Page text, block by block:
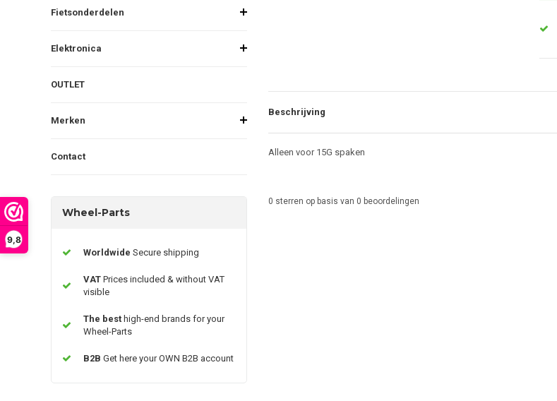
9,8
Fietsonderdelen
Elektronica
OUTLET
Merken
Contact
Wheel-Parts
Worldwide Secure shipping
VAT Prices included & without VAT
visible
The best high-end brands for your
Wheel-Parts
B2B Get here your OWN B2B account
Beschrijving
Alleen voor 15G spaken
0 sterren op basis van 0 beoordelingen